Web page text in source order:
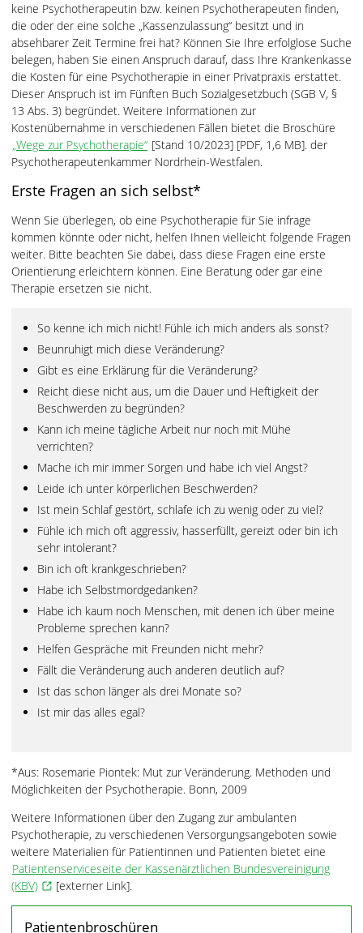
keine Psychotherapeutin bzw. keinen Psychotherapeuten finden,
die oder der eine solche „Kassenzulassung“ besitzt und in
absehbarer Zeit Termine frei hat? Können Sie Ihre erfolglose Suche
belegen, haben Sie einen Anspruch darauf, dass Ihre Krankenkasse
die Kosten für eine Psychotherapie in einer Privatpraxis erstattet.
Dieser Anspruch ist im Fünften Buch Sozialgesetzbuch (SGB V, §
13 Abs. 3) begründet. Weitere Informationen zur
Kostenübernahme in verschiedenen Fällen bietet die Broschüre
„Wege zur Psychotherapie“ [Stand 10/2023] [PDF, 1,6 MB]. der
Psychotherapeutenkammer Nordrhein-Westfalen.
Erste Fragen an sich selbst*
Wenn Sie überlegen, ob eine Psychotherapie für Sie infrage
kommen könnte oder nicht, helfen Ihnen vielleicht folgende Fragen
weiter. Bitte beachten Sie dabei, dass diese Fragen eine erste
Orientierung erleichtern können. Eine Beratung oder gar eine
Therapie ersetzen sie nicht.
So kenne ich mich nicht! Fühle ich mich anders als sonst?
Beunruhigt mich diese Veränderung?
Gibt es eine Erklärung für die Veränderung?
Reicht diese nicht aus, um die Dauer und Heftigkeit der
Beschwerden zu begründen?
Kann ich meine tägliche Arbeit nur noch mit Mühe
verrichten?
Mache ich mir immer Sorgen und habe ich viel Angst?
Leide ich unter körperlichen Beschwerden?
Ist mein Schlaf gestört, schlafe ich zu wenig oder zu viel?
Fühle ich mich oft aggressiv, hasserfüllt, gereizt oder bin ich
sehr intolerant?
Bin ich oft krankgeschrieben?
Habe ich Selbstmordgedanken?
Habe ich kaum noch Menschen, mit denen ich über meine
Probleme sprechen kann?
Helfen Gespräche mit Freunden nicht mehr?
Fällt die Veränderung auch anderen deutlich auf?
Ist das schon länger als drei Monate so?
Ist mir das alles egal?
*Aus: Rosemarie Piontek: Mut zur Veränderung. Methoden und
Möglichkeiten der Psychotherapie. Bonn, 2009
Weitere Informationen über den Zugang zur ambulanten
Psychotherapie, zu verschiedenen Versorgungsangeboten sowie
weitere Materialien für Patientinnen und Patienten bietet eine
Patientenserviceseite der Kassenärztlichen Bundesvereinigung
(KBV)
[externer Link].
Patientenbroschüren